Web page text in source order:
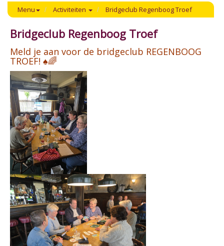
Menu Activiteiten Bridgeclub Regenboog Troef
Bridgeclub Regenboog Troef
Meld je aan voor de bridgeclub REGENBOOG
TROEF! ♠️🌈